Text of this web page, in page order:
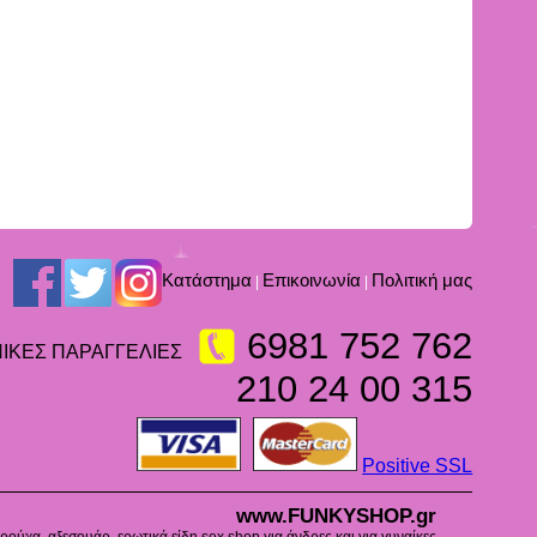
Kατάστημα | Επικοινωνία | Πολιτική μας
ΠΑΡΑΓΓΕΛΙΕΣ
6981 752 762
210 24 00 315
Positive SSL
www.FUNKYSHOP.gr